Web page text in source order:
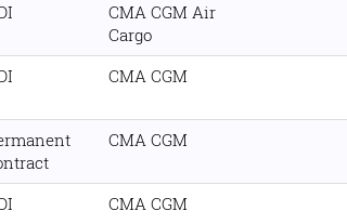
CMA CGM Air
Cargo
CMA CGM
CMA CGM
CMA CGM